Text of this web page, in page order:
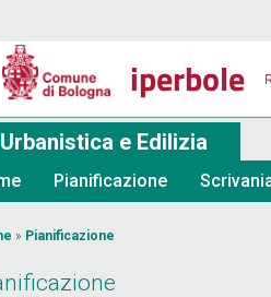
iperbole
Urbanistica e Edilizia
Pianificazione
» Pianificazione